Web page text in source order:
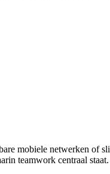
mobiele netwerken
teamwork centraal staat.